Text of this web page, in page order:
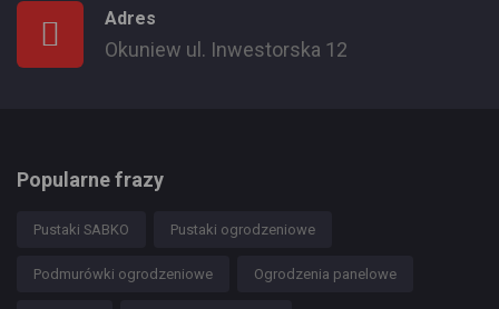
Adres
Okuniew ul. Inwestorska 12
Popularne frazy
Pustaki SABKO Pustaki ogrodzeniowe
Podmurówki ogrodzeniowe Ogrodzenia panelowe